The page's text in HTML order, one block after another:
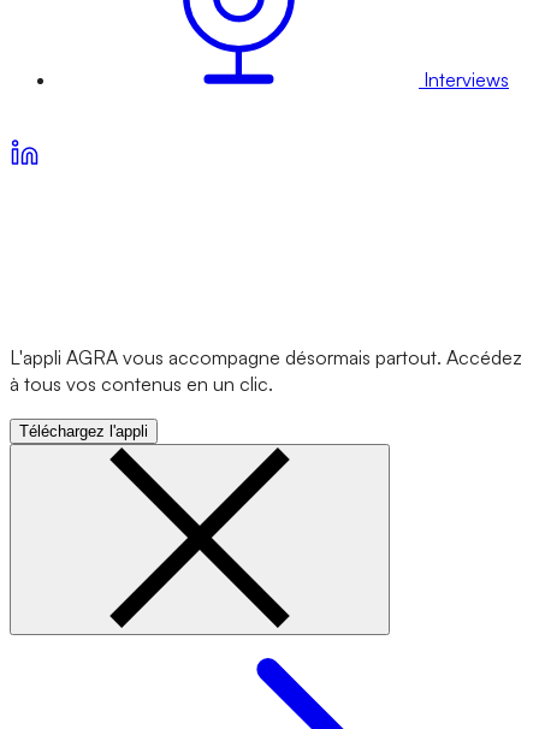
Interviews
L'appli AGRA vous accompagne désormais partout. Accédez
à tous vos contenus en un clic.
Téléchargez l'appli